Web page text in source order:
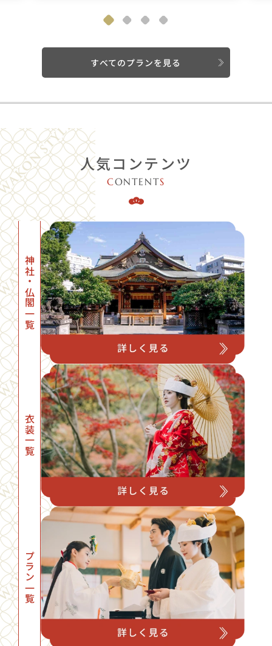
すべてのプランを見る
人気コンテンツ
CONTENTS
神社・仏閣一覧
衣装一覧
プラン一覧